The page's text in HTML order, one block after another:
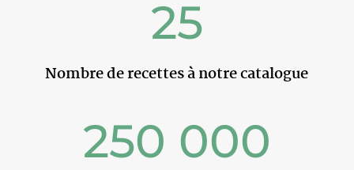
25
Nombre de recettes à notre catalogue
250 000